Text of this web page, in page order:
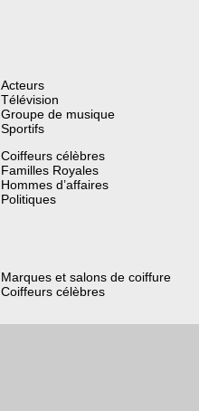
Acteurs
Télévision
Groupe de musique
Sportifs
Coiffeurs célèbres
Familles Royales
Hommes d’affaires
Politiques
Marques et salons de coiffure
Coiffeurs célèbres